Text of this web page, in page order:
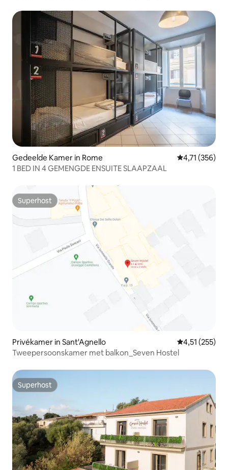
Gedeelde Kamer in Rome Gemiddelde
4,71 (356)
1 BED IN 4 GEMENGDE ENSUITE SLAAPZAAL
Superhost
Superhost
Privékamer in Sant'Agnello Gemiddelde
4,51 (255)
Tweepersoonskamer met balkon_Seven Hostel
Superhost
Superhost